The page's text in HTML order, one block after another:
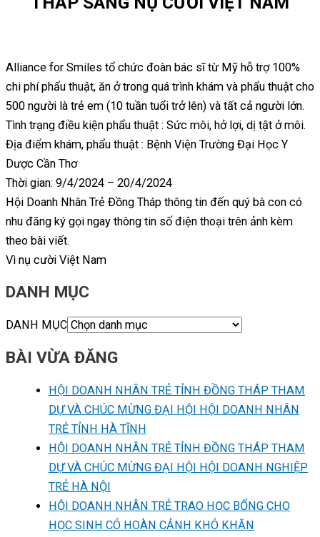
Alliance for Smiles tổ chức đoàn bác sĩ từ Mỹ hỗ trợ 100%
chi phí phẩu thuật, ăn ở trong quá trình khám và phẩu thuật cho
500 người là trẻ em (10 tuần tuổi trở lên) và tất cả người lớn.
Tình trạng điều kiện phẩu thuật : Sức môi, hở lợi, dị tật ở môi.
Địa điểm khám, phẩu thuật : Bệnh Viện Trường Đại Học Y
Dược Cần Thơ
Thời gian: 9/4/2024 – 20/4/2024
Hội Doanh Nhân Trẻ Đồng Tháp thông tin đến quý bà con có
nhu đăng ký gọi ngay thông tin số điện thoại trên ảnh kèm
theo bài viết.
Vì nụ cười Việt Nam
DANH MỤC
DANH MỤC
BÀI VỪA ĐĂNG
HỘI DOANH NHÂN TRẺ TỈNH ĐỒNG THÁP THAM
DỰ VÀ CHÚC MỪNG ĐẠI HỘI HỘI DOANH NHÂN
TRẺ TỈNH HÀ TĨNH
HỘI DOANH NHÂN TRẺ TỈNH ĐỒNG THÁP THAM
DỰ VÀ CHÚC MỪNG ĐẠI HỘI HỘI DOANH NGHIỆP
TRẺ HÀ NỘI
HỘI DOANH NHÂN TRẺ TRAO HỌC BỔNG CHO
HỌC SINH CÓ HOÀN CẢNH KHÓ KHĂN